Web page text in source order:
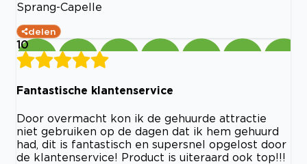
Sprang-Capelle
delen
10
Fantastische klantenservice
Door overmacht kon ik de gehuurde attractie
niet gebruiken op de dagen dat ik hem gehuurd
had, dit is fantastisch en supersnel opgelost door
de klantenservice! Product is uiteraard ook top!!!